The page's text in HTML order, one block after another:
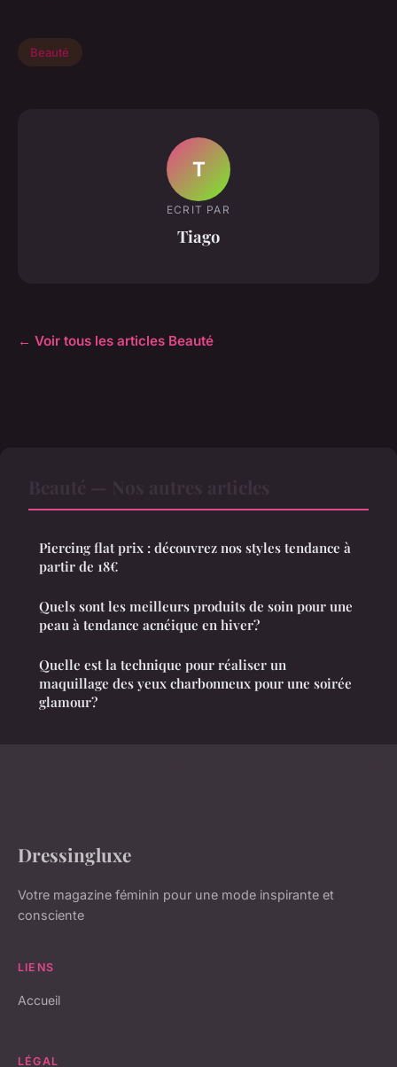
Beauté
T
ECRIT PAR
Tiago
← Voir tous les articles Beauté
Piercing flat prix : découvrez nos styles tendance à
partir de 18€
Quels sont les meilleurs produits de soin pour une
peau à tendance acnéique en hiver?
Quelle est la technique pour réaliser un
maquillage des yeux charbonneux pour une soirée
glamour?
Dressingluxe
Votre magazine féminin pour une mode inspirante et
consciente
LIENS
Accueil
LÉGAL